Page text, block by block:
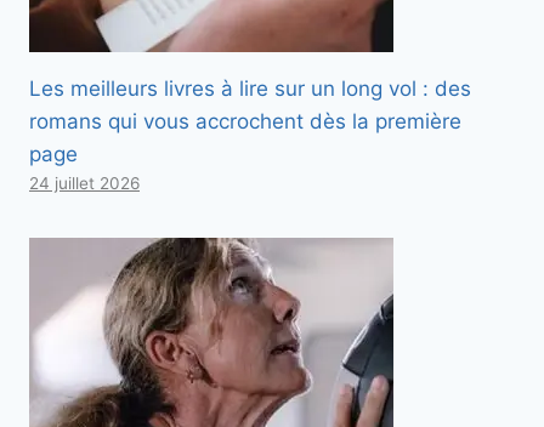
Les meilleurs livres à lire sur un long vol : des
romans qui vous accrochent dès la première
page
24 juillet 2026